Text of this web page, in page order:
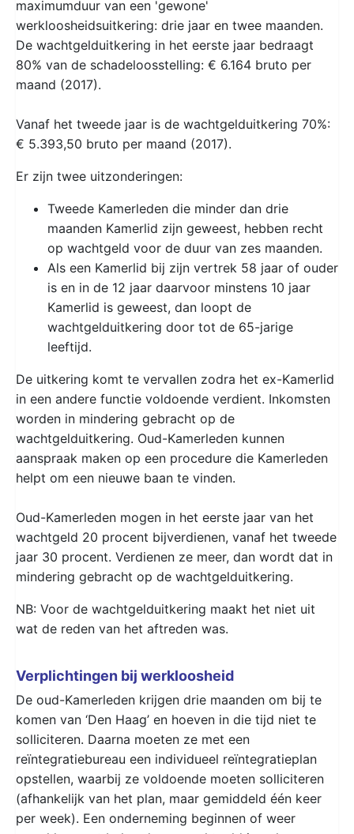
maximumduur van een 'gewone'
werkloosheidsuitkering: drie jaar en twee maanden.
De wachtgelduitkering in het eerste jaar bedraagt
80% van de schadeloosstelling: € 6.164 bruto per
maand (2017).
Vanaf het tweede jaar is de wachtgelduitkering 70%:
€ 5.393,50 bruto per maand (2017).
Er zijn twee uitzonderingen:
Tweede Kamerleden die minder dan drie
maanden Kamerlid zijn geweest, hebben recht
op wachtgeld voor de duur van zes maanden.
Als een Kamerlid bij zijn vertrek 58 jaar of ouder
is en in de 12 jaar daarvoor minstens 10 jaar
Kamerlid is geweest, dan loopt de
wachtgelduitkering door tot de 65-jarige
leeftijd.
De uitkering komt te vervallen zodra het ex-Kamerlid
in een andere functie voldoende verdient. Inkomsten
worden in mindering gebracht op de
wachtgelduitkering. Oud-Kamerleden kunnen
aanspraak maken op een procedure die Kamerleden
helpt om een nieuwe baan te vinden.
Oud-Kamerleden mogen in het eerste jaar van het
wachtgeld 20 procent bijverdienen, vanaf het tweede
jaar 30 procent. Verdienen ze meer, dan wordt dat in
mindering gebracht op de wachtgelduitkering.
NB: Voor de wachtgelduitkering maakt het niet uit
wat de reden van het aftreden was.
Verplichtingen bij werkloosheid
De oud-Kamerleden krijgen drie maanden om bij te
komen van ‘Den Haag’ en hoeven in die tijd niet te
solliciteren. Daarna moeten ze met een
reïntegratiebureau een individueel reïntegratieplan
opstellen, waarbij ze voldoende moeten solliciteren
(afhankelijk van het plan, maar gemiddeld één keer
per week). Een onderneming beginnen of weer